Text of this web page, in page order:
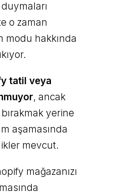
o zaman
modu hakkında
tatil veya
, ancak
bırakmak yerine
aşamasında
mevcut.
mağazanızı